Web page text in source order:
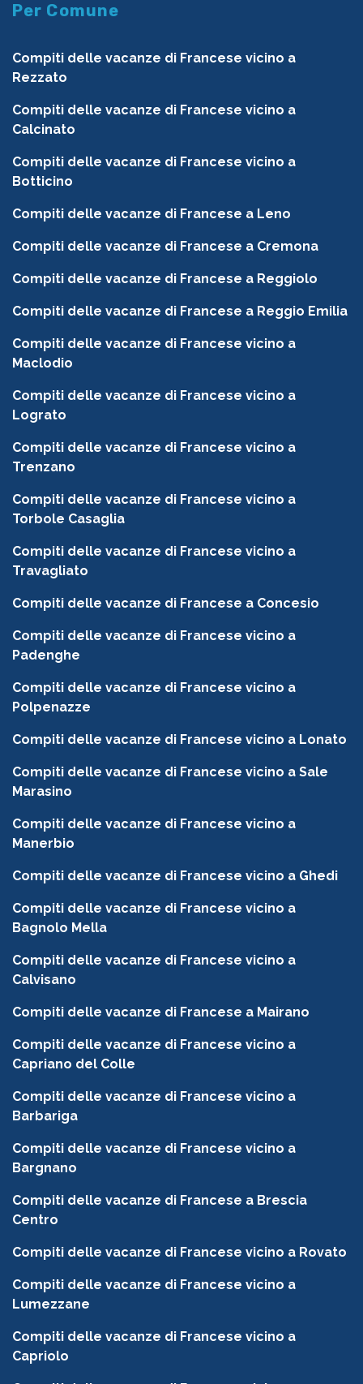
Per Comune
Compiti delle vacanze di Francese vicino a
Rezzato
Compiti delle vacanze di Francese vicino a
Calcinato
Compiti delle vacanze di Francese vicino a
Botticino
Compiti delle vacanze di Francese a Leno
Compiti delle vacanze di Francese a Cremona
Compiti delle vacanze di Francese a Reggiolo
Compiti delle vacanze di Francese a Reggio Emilia
Compiti delle vacanze di Francese vicino a
Maclodio
Compiti delle vacanze di Francese vicino a
Lograto
Compiti delle vacanze di Francese vicino a
Trenzano
Compiti delle vacanze di Francese vicino a
Torbole Casaglia
Compiti delle vacanze di Francese vicino a
Travagliato
Compiti delle vacanze di Francese a Concesio
Compiti delle vacanze di Francese vicino a
Padenghe
Compiti delle vacanze di Francese vicino a
Polpenazze
Compiti delle vacanze di Francese vicino a Lonato
Compiti delle vacanze di Francese vicino a Sale
Marasino
Compiti delle vacanze di Francese vicino a
Manerbio
Compiti delle vacanze di Francese vicino a Ghedi
Compiti delle vacanze di Francese vicino a
Bagnolo Mella
Compiti delle vacanze di Francese vicino a
Calvisano
Compiti delle vacanze di Francese a Mairano
Compiti delle vacanze di Francese vicino a
Capriano del Colle
Compiti delle vacanze di Francese vicino a
Barbariga
Compiti delle vacanze di Francese vicino a
Bargnano
Compiti delle vacanze di Francese a Brescia
Centro
Compiti delle vacanze di Francese vicino a Rovato
Compiti delle vacanze di Francese vicino a
Lumezzane
Compiti delle vacanze di Francese vicino a
Capriolo